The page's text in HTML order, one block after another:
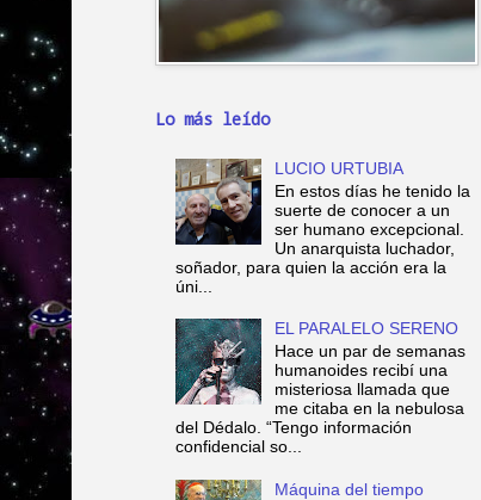
Lo más leído
LUCIO URTUBIA
En estos días he tenido la
suerte de conocer a un
ser humano excepcional.
Un anarquista luchador,
soñador, para quien la acción era la
úni...
EL PARALELO SERENO
Hace un par de semanas
humanoides recibí una
misteriosa llamada que
me citaba en la nebulosa
del Dédalo. “Tengo información
confidencial so...
Máquina del tiempo